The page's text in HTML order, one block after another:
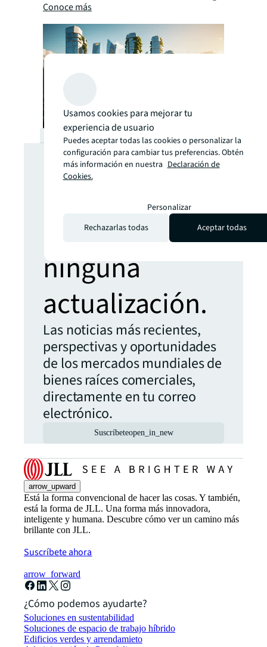
Conoce más
¿Buscas más
información?
No te pierdas
ninguna
actualización.
Las noticias más recientes,
perspectivas y oportunidades
de los mercados mundiales de
bienes raíces comerciales,
directamente en tu correo
electrónico.
Suscríbeteopen_in_new
arrow_upward
Está la forma convencional de hacer las cosas. Y también,
está la forma de JLL. Una forma más innovadora,
inteligente y humana. Descubre cómo ver un camino más
brillante con JLL.
Suscríbete ahora
arrow_forward
¿Cómo podemos ayudarte?
Soluciones en sustentabilidad
Soluciones de espacio de trabajo híbrido
Edificios verdes y arrendamieto
Usamos cookies para mejorar tu
experiencia de usuario
Puedes aceptar todas las cookies o personalizar la
configuración para cambiar tus preferencias. Obtén
más información en nuestra Declaración de
Cookies.
Personalizar
Rechazarlas todas
Aceptar todas